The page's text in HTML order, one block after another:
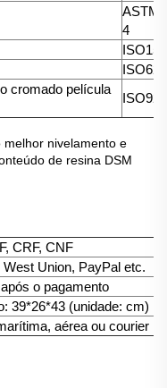
4
cromado película
nivelamento e
de resina DSM
CRF, CNF
West Union, PayPal etc.
o pagamento
39*26*43 (unidade: cm)
aérea ou courier